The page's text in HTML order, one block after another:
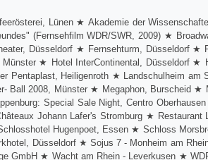
Lünen ★ Akademie der
(Fernsehfilm WDR/SWR, 2009) ★
Düsseldorf ★ Fernsehturm, Düsseldorf
★ Hotel InterContinental, Düsseldorf ★
Pentaplast, Heiligenroth ★ Landschulheim
Ball 2008, Münster ★ Megaphon, Burscheid
Special Sale Night, Centro
Johann Lafer's Stromburg ★
Hugenpoet, Essen ★ Schloss
Düsseldorf ★ Sojus 7 - Monheim am
GmbH ★ Wacht am Rhein - Leverkusen ★